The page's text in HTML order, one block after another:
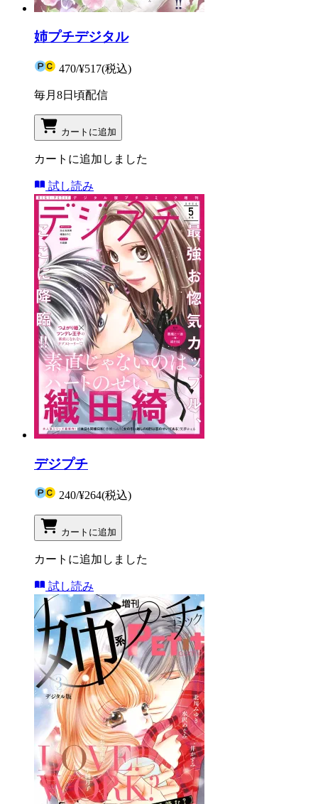
姉プチデジタル
470/¥517(税込)
毎月8日頃配信
カートに追加
カートに追加しました
試し読み
デジプチ
240/¥264(税込)
カートに追加
カートに追加しました
試し読み